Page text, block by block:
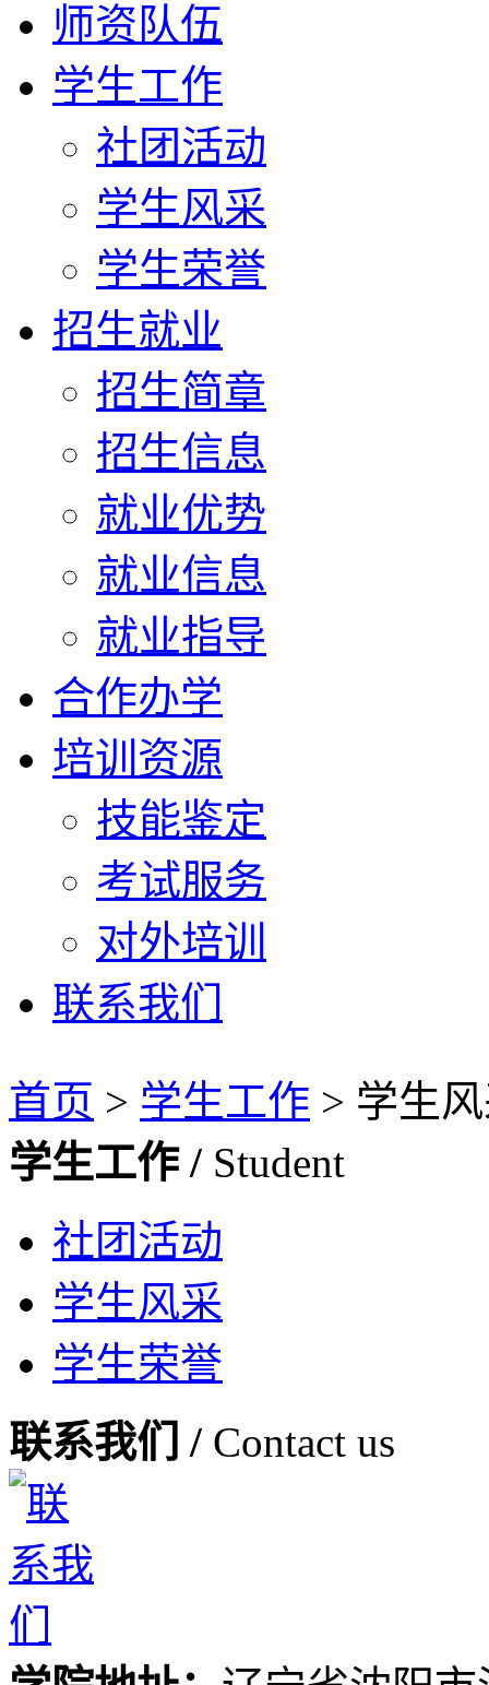
师资队伍
学生工作
社团活动
学生风采
学生荣誉
招生就业
招生简章
招生信息
就业优势
就业信息
就业指导
合作办学
培训资源
技能鉴定
考试服务
对外培训
联系我们
首页 > 学生工作 > 学生
学生工作 / Student
社团活动
学生风采
学生荣誉
联系我们 / Contact us